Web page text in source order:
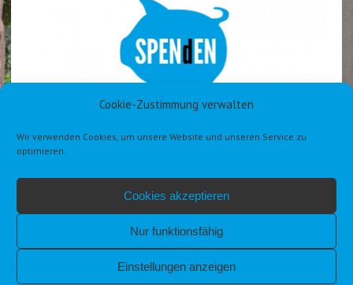
Cookie-Zustimmung verwalten
Wir verwenden Cookies, um unsere Website und unseren Service zu
optimieren.
Cookies akzeptieren
Nur funktionsfähig
Einstellungen anzeigen
DATENSCHUTZERKLÄRUNG DSGVO